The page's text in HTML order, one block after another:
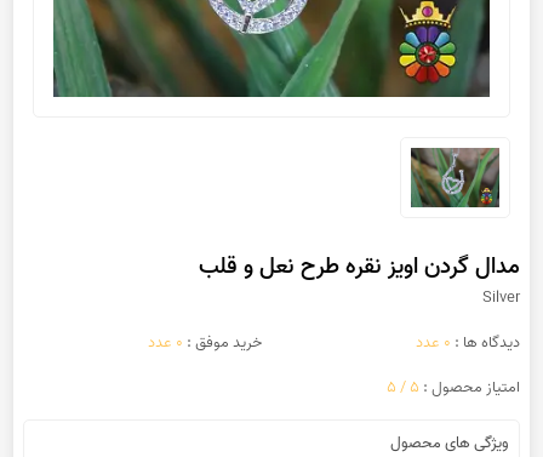
مدال گردن اویز نقره طرح نعل و قلب
Silver
دیدگاه ها : 0 عدد خرید موفق : 0 عدد
امتیاز محصول : 5 / 5
ویژگی های محصول